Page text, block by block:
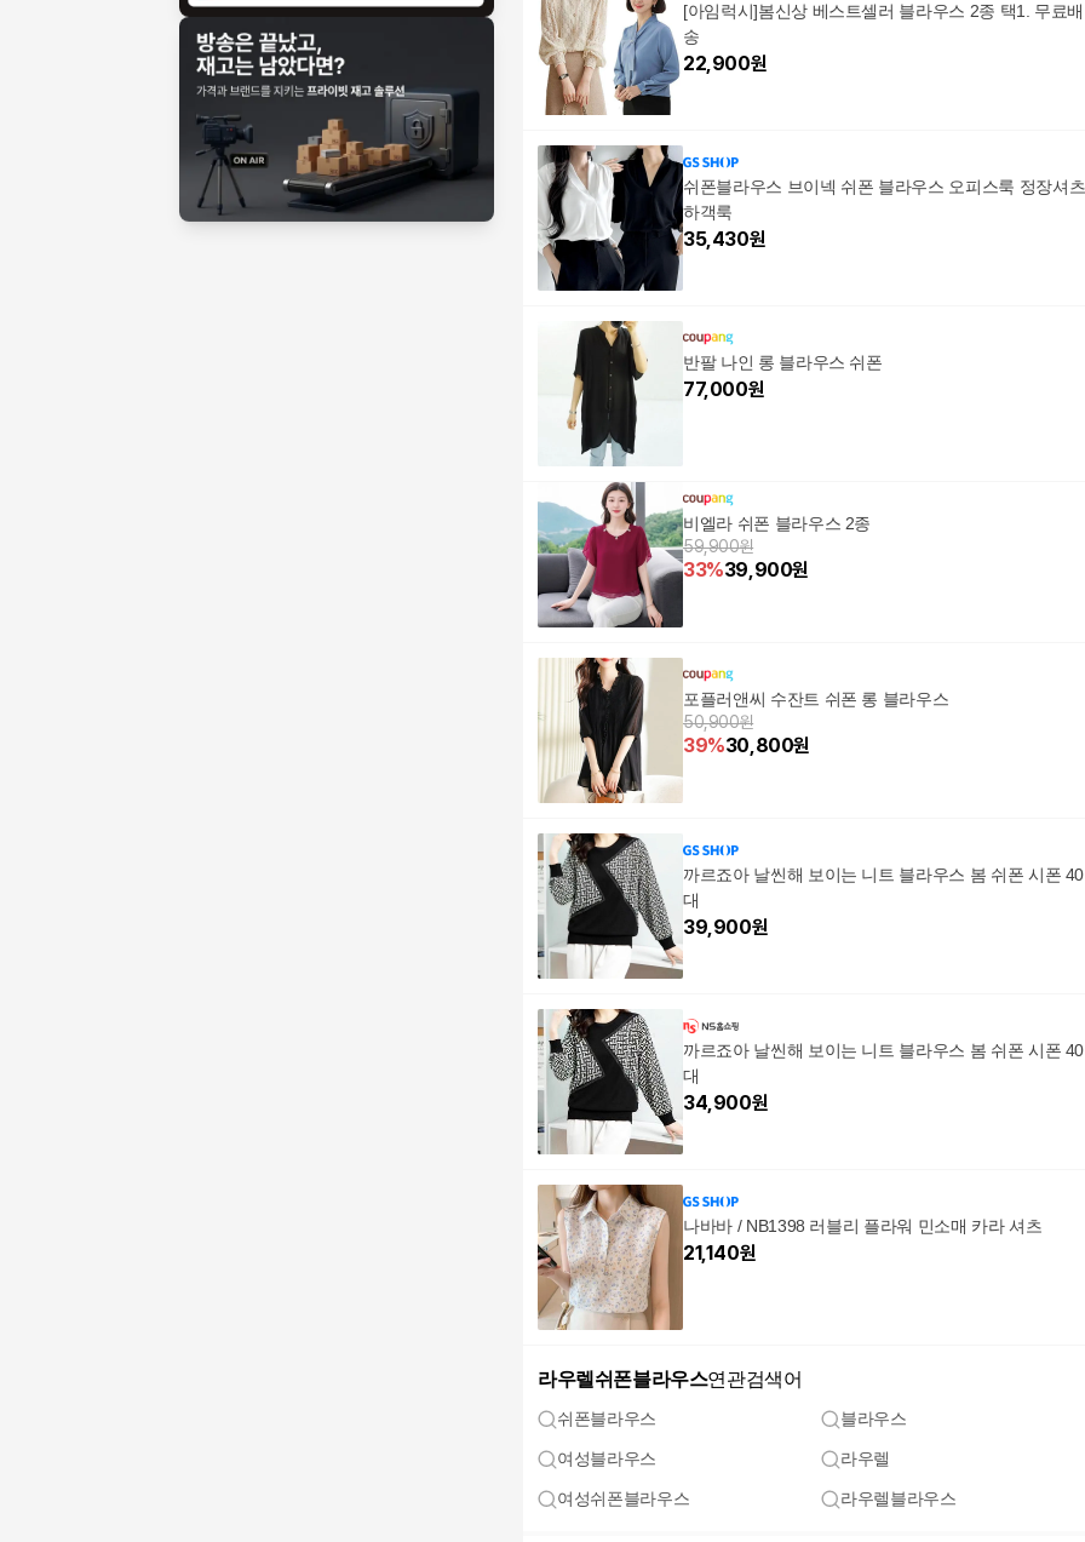
[아임럭시]봄신상 베스트셀러 블라우스 2종 택1. 무료배
송
22,900원
쉬폰블라우스 브이넥 쉬폰 블라우스 오피스룩 정장셔츠
하객룩
35,430원
반팔 나인 롱 블라우스 쉬폰
77,000원
비엘라 쉬폰 블라우스 2종
59,900원
33%39,900원
포플러앤씨 수잔트 쉬폰 롱 블라우스
50,900원
39%30,800원
까르죠아 날씬해 보이는 니트 블라우스 봄 쉬폰 시폰 40
대
39,900원
까르죠아 날씬해 보이는 니트 블라우스 봄 쉬폰 시폰 40
대
34,900원
나바바 / NB1398 러블리 플라워 민소매 카라 셔츠
21,140원
라우렐쉬폰블라우스연관검색어
쉬폰블라우스 블라우스
여성블라우스 라우렐
여성쉬폰블라우스 라우렐블라우스